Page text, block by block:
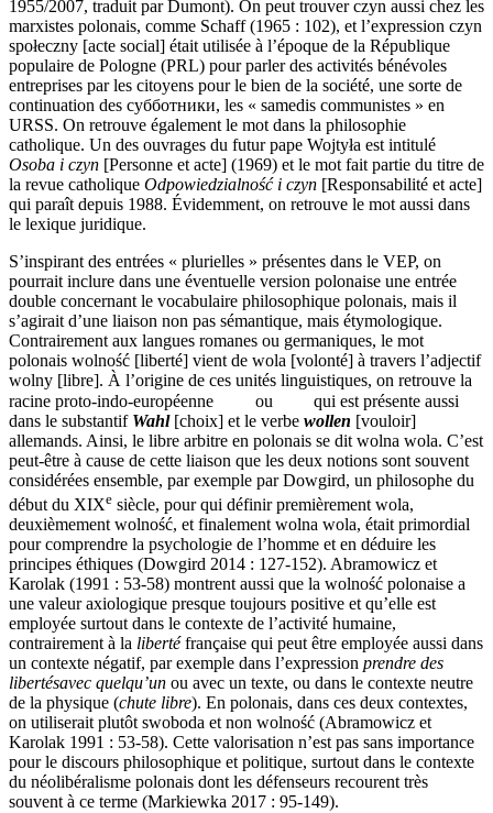
1955/2007, traduit par Dumont). On peut trouverczyn aussi chez les
marxistes polonais, comme Schaff (1965 : 102), et l’expression czyn
społeczny [acte social] était utilisée à l’époque de la République
populaire de Pologne (PRL) pour parler des activités bénévoles
entreprises par les citoyens pour le bien de la société, une sorte de
continuation des субботники, les « samedis communistes » en
URSS. On retrouve également le mot dans la philosophie
catholique. Un des ouvrages du futur pape Wojtyła est intitulé
Osoba i czyn [Personne et acte] (1969) et le mot fait partie du titre de
la revue catholique Odpowiedzialność i czyn [Responsabilité et acte]
qui paraît depuis 1988. Évidemment, on retrouve le mot aussi dans
le lexique juridique.
S’inspirant des entrées « plurielles » présentes dans le VEP, on
pourrait inclure dans une éventuelle version polonaise une entrée
double concernant le vocabulaire philosophique polonais, mais il
s’agirait d’une liaison non pas sémantique, mais étymologique.
Contrairement aux langues romanes ou germaniques, le mot
polonais wolność [liberté] vient de wola [volonté] à travers l’adjectif
wolny [libre]. À l’origine de ces unités linguistiques, on retrouve la
racine proto-indo-européenne
ou
qui est présente aussi
dans le substantif Wahl[choix] et le verbe wollen [vouloir]
allemands. Ainsi, le libre arbitre en polonais se dit wolna wola. C’est
peut-être à cause de cette liaison que les deux notions sont souvent
considérées ensemble, par exemple par Dowgird, un philosophe du
début du XIXe siècle, pour qui définir premièrement wola,
deuxièmement wolność, et finalement wolna wola, était primordial
pour comprendre la psychologie de l’homme et en déduire les
principes éthiques (Dowgird 2014 : 127-152). Abramowicz et
Karolak (1991 : 53-58) montrent aussi que la wolność polonaise a
une valeur axiologique presque toujours positive et qu’elle est
employée surtout dans le contexte de l’activité humaine,
contrairement à la libertéfrançaise qui peut être employée aussi dans
un contexte négatif, par exemple dans l’expression prendre des
libertésavec quelqu’un ou avec un texte, ou dans le contexte neutre
de la physique (chute libre). En polonais, dans ces deux contextes,
on utiliserait plutôt swoboda et non wolność (Abramowicz et
Karolak 1991 : 53-58). Cette valorisation n’est pas sans importance
pour le discours philosophique et politique, surtout dans le contexte
du néolibéralisme polonais dont les défenseurs recourent très
souvent à ce terme (Markiewka 2017 : 95-149).